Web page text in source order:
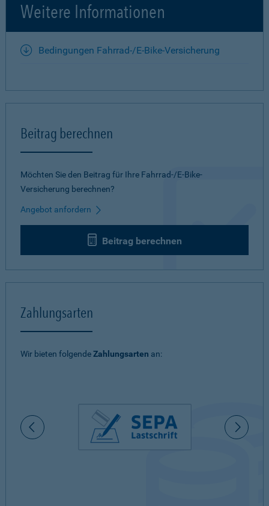
Weitere Informationen
Bedingungen Fahrrad-/E-Bike-Versicherung
Beitrag berechnen
Möchten Sie den Beitrag für Ihre Fahrrad-/E-Bike-
Versicherung berechnen?
Angebot anfordern
Beitrag berechnen
Zahlungsarten
Wir bieten folgendeZahlungsarten an: